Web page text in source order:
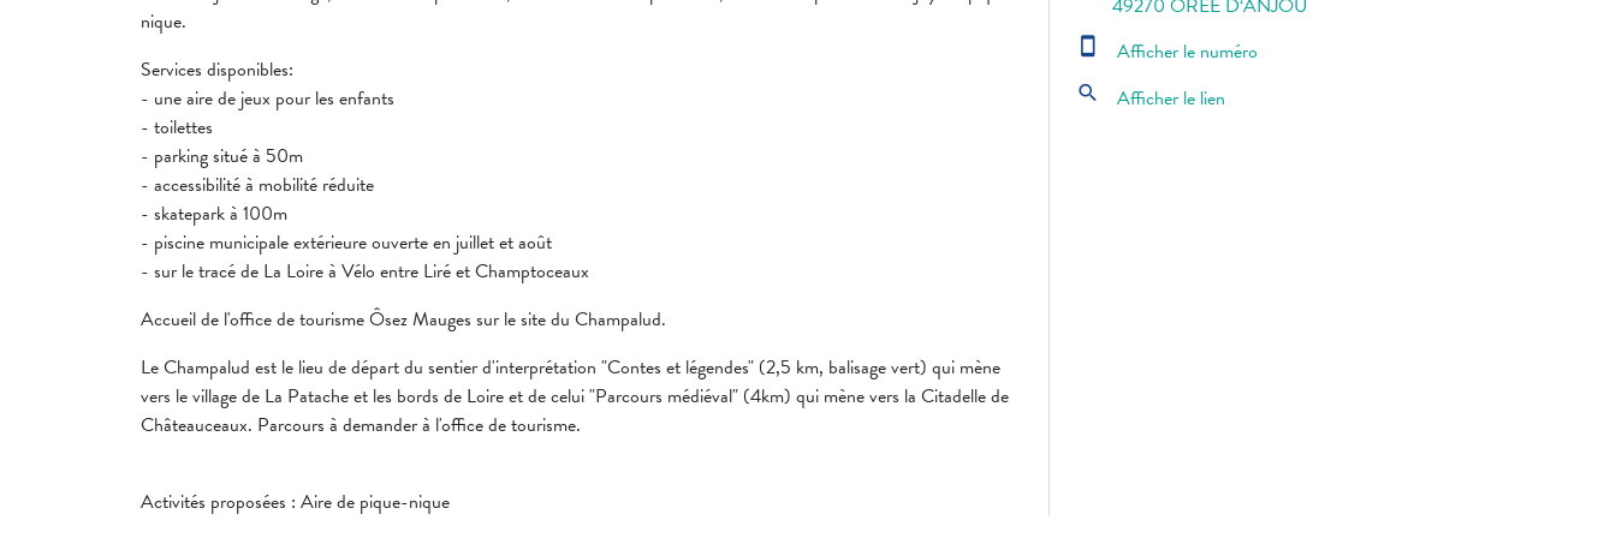
nique.
Services disponibles:
- une aire de jeux pour les enfants
- toilettes
- parking situé à 50m
- accessibilité à mobilité réduite
- skatepark à 100m
- piscine municipale extérieure ouverte en juillet et août
- sur le tracé de La Loire à Vélo entre Liré et Champtoceaux
Accueil de l'office de tourisme Ôsez Mauges sur le site du Champalud.
Le Champalud est le lieu de départ du sentier d'interprétation "Contes et légendes" (2,5 km, balisage vert) qui mène
vers le village de La Patache et les bords de Loire et de celui "Parcours médiéval" (4km) qui mène vers la Citadelle de
Châteauceaux. Parcours à demander à l'office de tourisme.
Activités proposées : Aire de pique-nique
49270 OREE D‘ANJOU
smartphone Afficher le numéro
search Afficher le lien